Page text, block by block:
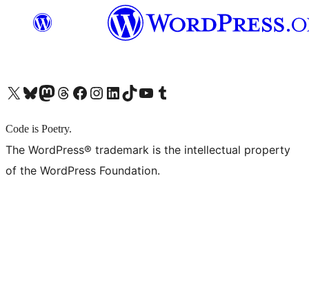
X (旧 Twitter) アカウントへBluesky アカウントへMastodon アカウントへThreads アカウントへ Facebook ページへInstagram アカウントへ LinkedIn アカウントへTikTok アカウントへYouTube チャンネルへ Tumblr アカウントへ
Code is Poetry.
The WordPress® trademark is the intellectual property
of the WordPress Foundation.